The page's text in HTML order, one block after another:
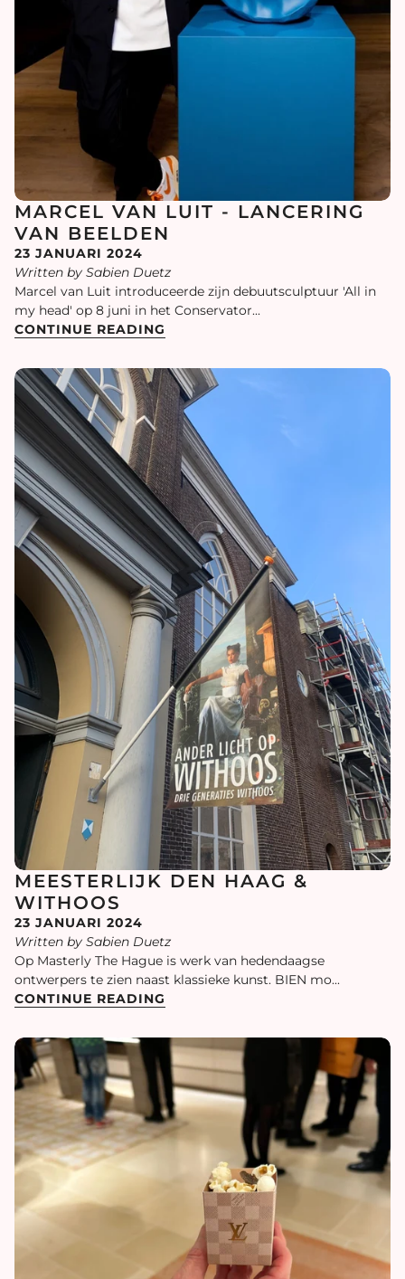
MARCEL VAN LUIT - LANCERING
VAN BEELDEN
23 JANUARI 2024
Written by Sabien Duetz
Marcel van Luit introduceerde zijn debuutsculptuur 'All in
my head' op 8 juni in het Conservator...
CONTINUE READING
MEESTERLIJK DEN HAAG &
WITHOOS
23 JANUARI 2024
Written by Sabien Duetz
Op Masterly The Hague is werk van hedendaagse
ontwerpers te zien naast klassieke kunst. BIEN mo...
CONTINUE READING